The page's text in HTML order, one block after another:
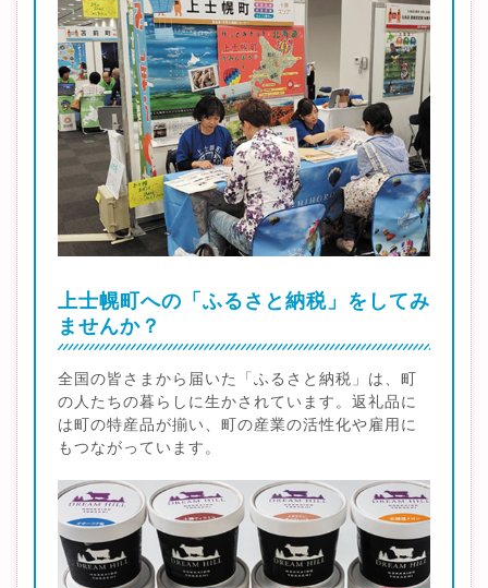
上士幌町への「ふるさと納税」をしてみ
ませんか？
全国の皆さまから届いた「ふるさと納税」は、町
の人たちの暮らしに生かされています。返礼品に
は町の特産品が揃い、町の産業の活性化や雇用に
もつながっています。